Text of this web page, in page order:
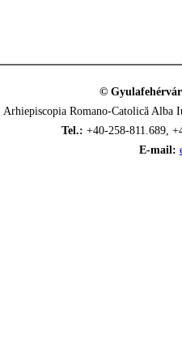
©
Arhiepiscopia Romano-Catolică
Tel.: +40-258-811.689,
E-mail: